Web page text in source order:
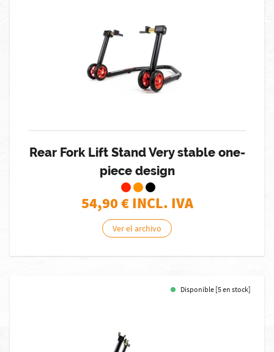
Rear Fork Lift Stand Very stable one-
piece design
54,90€ INCL. IVA
Ver el archivo
Disponible [5 en stock]